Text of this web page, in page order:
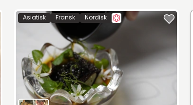
Asiatisk Fransk Nordisk